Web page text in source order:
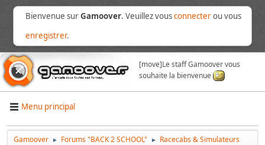
Bienvenue surGamoover. Veuillez vousconnecterou vous
enregistrer.
[move]Le staff Gamoover vous
souhaite la bienvenue
Menu principal
Gamoover ► Forums "BACK 2 SCHOOL" ► Racecabs & Simulateurs